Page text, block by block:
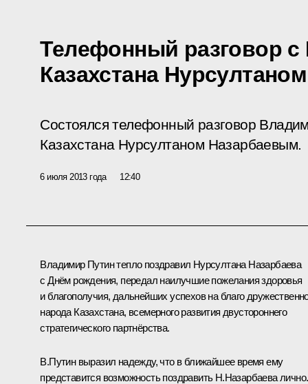
Телефонный разговор с
Казахстана
Состоялся телефонный разговор
Казахстана Нурсултаном Назарбаевым.
6 июля 2013 года 12:40
Владимир Путин тепло поздравил Нурсултана Назарбаева
с Днём рождения, передал наилучшие пожелания здоровья
и благополучия, дальнейших успехов на благо
народа Казахстана, всемерного развития двустороннего
стратегического партнёрства.
В.Путин выразил надежду, что в ближайшее время ему
представится возможность поздравить Н.Назарбаева лично.